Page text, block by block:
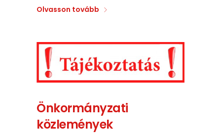
Olvasson tovább
Önkormányzati
közlemények